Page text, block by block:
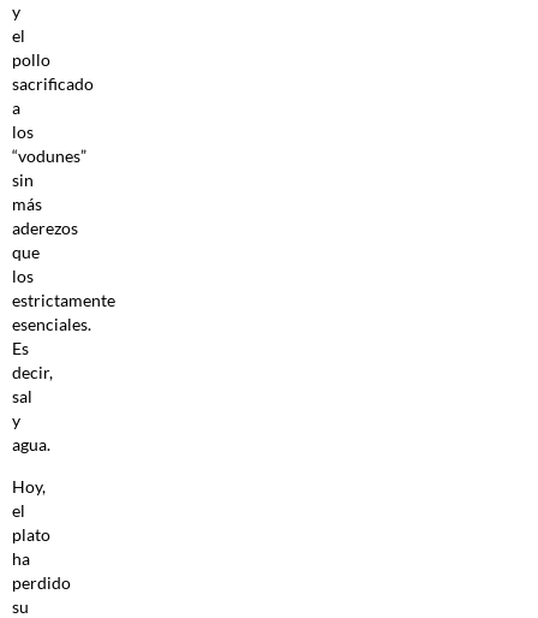
y
el
pollo
sacrificado
a
los
“vodunes”
sin
más
aderezos
que
los
estrictamente
esenciales.
Es
decir,
sal
y
agua.
Hoy,
el
plato
ha
perdido
su